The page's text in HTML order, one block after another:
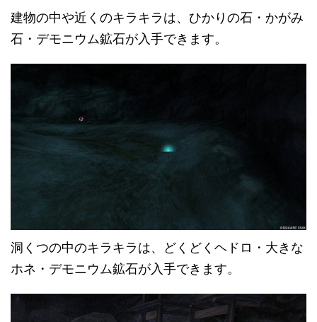
建物の中や近くのキラキラは、ひかりの石・かがみ
石・デモニウム鉱石が入手できます。
洞くつの中のキラキラは、どくどくヘドロ・大きな
ホネ・デモニウム鉱石が入手できます。